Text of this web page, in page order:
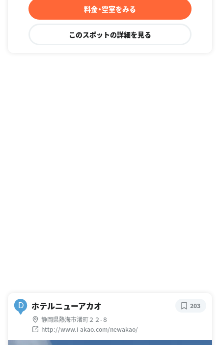
料金・空室をみる
このスポットの詳細を見る
D ホテルニューアカオ
静岡県熱海市渚町２２-８
http://www.i-akao.com/newakao/
203